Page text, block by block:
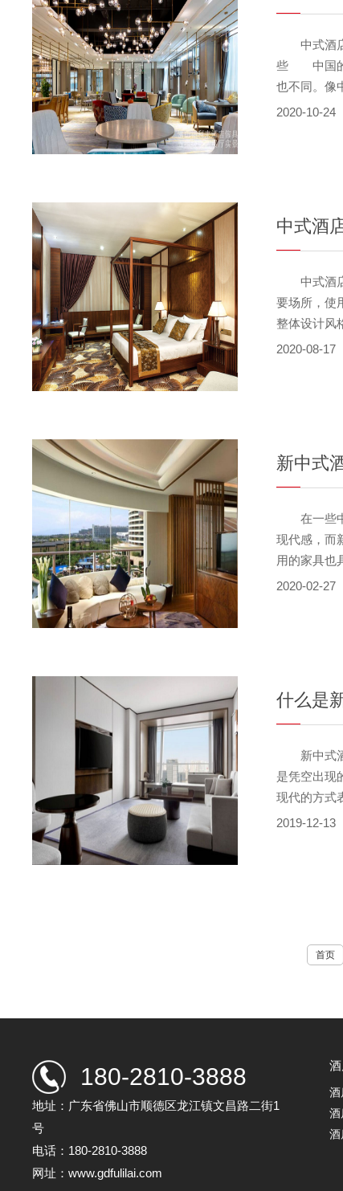
中式酒店
些 中国的
也不同。像
用的材料很
2020-10-24
中式酒
中式酒店
要场所，使
整体设计风
民俗的差异
2020-08-17
新中式
在一些中
现代感，而
用的家具也
酒店家具
2020-02-27
什么是
新中式酒
是凭空出现
现代的方式
流畅的线条
2019-12-13
首页
180-2810-3888
地址：广东省佛山市顺德区龙江镇文昌路二街1
号
电话：180-2810-3888
网址：www.gdfulilai.com
酒
酒
酒